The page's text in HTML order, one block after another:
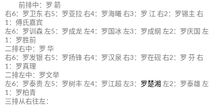
前排中：罗 箭
右6：罗卫东 右5：罗亚拉 右4：罗海曦 右3：罗 江 右2：罗锡主 右
1：傅氏嘉宾
左6：罗训森 左5：罗成龙 左4：罗国冰 左3：罗成纲 左2：罗庆国 左
1：罗胜前
二排右中：罗 华
右6：罗发银 右5：罗扬锋 右4：罗汉泉 右3：罗在砚 右2：罗 芬 右
1：罗真理
二排左中：罗文举
左6：罗泰贵 左5：罗树丰 左4：罗江超 左3： 罗楚湘 左2：罗泰雄 左
1：罗柏青
三排从右往左：